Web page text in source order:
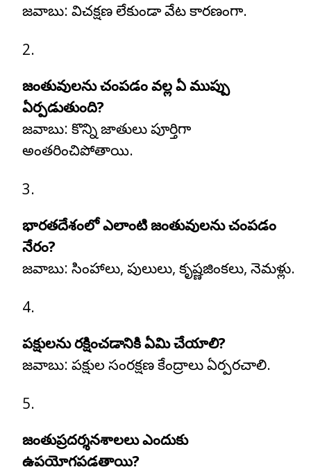
జవాబు: విచక్షణ లేకుండా వేట కారణంగా.
జంతువులను చంపడం వల్ల ఏ ముప్పు
ఏర్పడుతుంది?
జవాబు: కొన్ని జాతులు పూర్తిగా
అంతరించిపోతాయి.
భారతదేశంలో ఎలాంటి జంతువులను చంపడం
నేరం?
జవాబు: సింహాలు, పులులు, కృష్ణజింకలు, నెమళ్లు.
పక్షులను రక్షించడానికి ఏమి చేయాలి?
జవాబు: పక్షుల సంరక్షణ కేంద్రాలు ఏర్పరచాలి.
జంతుప్రదర్శనశాలలు ఎందుకు
ఉపయోగపడతాయి?